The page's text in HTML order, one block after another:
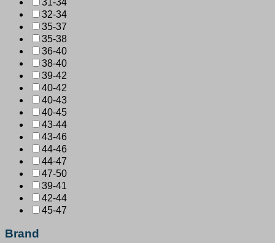
32-34
35-37
35-38
36-40
38-40
39-42
40-42
40-43
40-45
43-44
43-46
44-46
44-47
47-50
39-41
42-44
45-47
Brand